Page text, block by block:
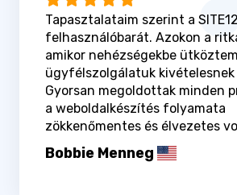
Tapasztalataim szerint a
felhasználóbarát. Azokon a
amikor nehézségekbe
ügyfélszolgálatuk
Gyorsan megoldottak minden
a weboldalkészítés folyamata
zökkenőmentes és élvezetes
Bobbie Menneg